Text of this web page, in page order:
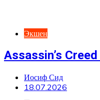
Экшен
Assassin’s
Иосиф Сид
18.07.2026